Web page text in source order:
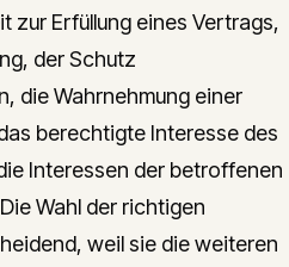
zur Erfüllung eines Vertrags,
der Schutz
die Wahrnehmung einer
berechtigte Interesse des
Interessen der betroffenen
Wahl der richtigen
weil sie die weiteren